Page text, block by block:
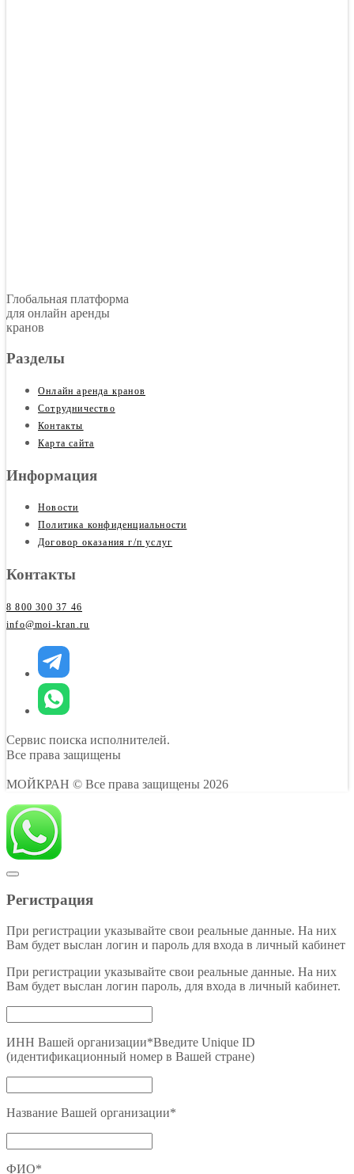
Глобальная платформа
для онлайн аренды
кранов
Разделы
Онлайн аренда кранов
Сотрудничество
Контакты
Карта сайта
Информация
Новости
Политика конфиденциальности
Договор оказания г/п услуг
Контакты
8 800 300 37 46
info@moi-kran.ru
Сервис поиска исполнителей.
Все права защищены
МОЙКРАН © Все права защищены 2026
Регистрация
При регистрации указывайте свои реальные данные. На них
Вам будет выслан логин и пароль для входа в личный кабинет
При регистрации указывайте свои реальные данные. На них
Вам будет выслан логин пароль, для входа в личный кабинет.
ИНН Вашей организации*Введите Unique ID
(идентификационный номер в Вашей стране)
Название Вашей организации*
ФИО*